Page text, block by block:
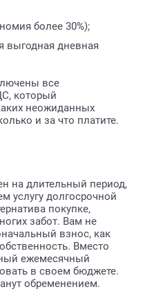
более 30%);
выгодная дневная
все
который
неожиданных
и за что платите.
на длительный период,
услугу долгосрочной
покупке,
забот. Вам не
взнос, как
Вместо
ежемесячный
в своем бюджете.
обременением.